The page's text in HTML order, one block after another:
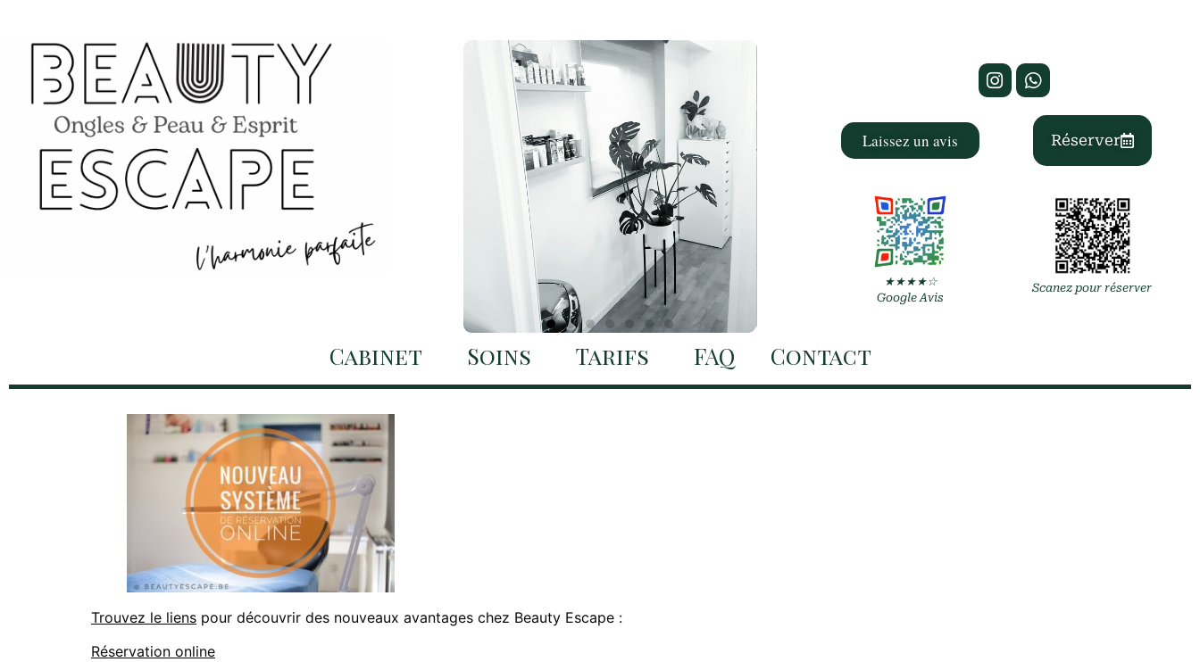
Laissez un avis Réserver
★★★★☆
Google Avis
Scanez pour réserver
Cabinet Soins Tarifs FAQ Contact
Trouvez le liens pour découvrir des nouveaux avantages chez Beauty Escape :
Réservation online